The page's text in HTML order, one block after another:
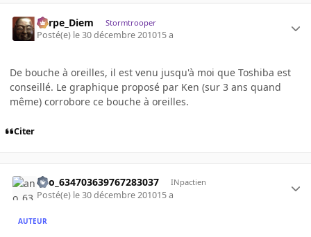
Carpe_Diem Stormtrooper
Posté(e) le 30 décembre 201015 a
De bouche à oreilles, il est venu jusqu'à moi que Toshiba est
conseillé. Le graphique proposé par Ken (sur 3 ans quand
même) corrobore ce bouche à oreilles.
Citer
ano_634703639767283037 INpactien
Posté(e) le 30 décembre 201015 a
AUTEUR